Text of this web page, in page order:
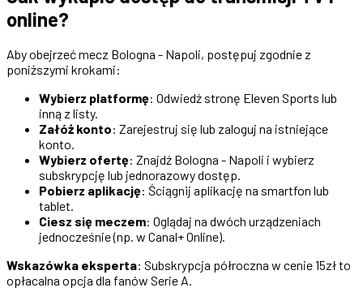
online?
Aby obejrzeć mecz Bologna - Napoli, postępuj zgodnie z
poniższymi krokami:
Wybierz platformę: Odwiedź stronę Eleven Sports lub
inną z listy.
Załóż konto: Zarejestruj się lub zaloguj na istniejące
konto.
Wybierz ofertę: Znajdź Bologna - Napoli i wybierz
subskrypcję lub jednorazowy dostęp.
Pobierz aplikację: Ściągnij aplikację na smartfon lub
tablet.
Ciesz się meczem: Oglądaj na dwóch urządzeniach
jednocześnie (np. w Canal+ Online).
Wskazówka eksperta: Subskrypcja półroczna w cenie 15zł to
opłacalna opcja dla fanów Serie A.